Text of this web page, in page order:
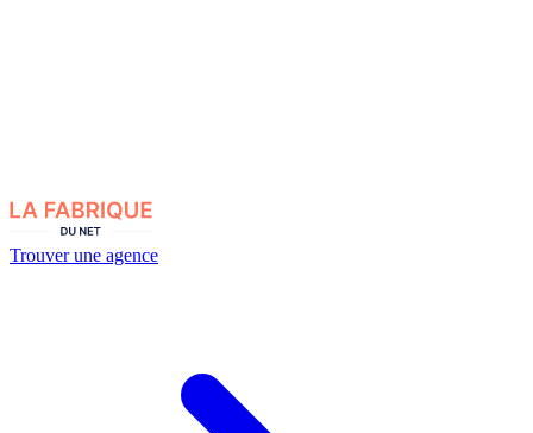
Trouver une agence